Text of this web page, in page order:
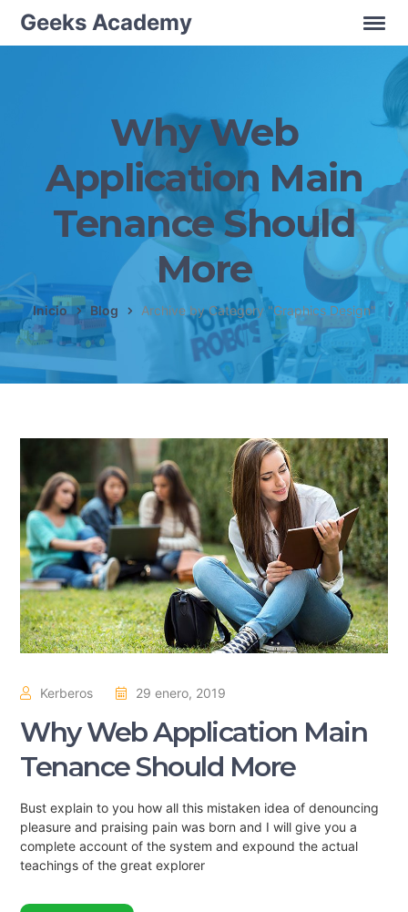
Geeks Academy
Why Web
Application Main
Tenance Should
More
Inicio Blog Archive by Category "Graphics Design"
Kerberos 29 enero, 2019
Why Web Application Main
Tenance Should More
Bust explain to you how all this mistaken idea of denouncing
pleasure and praising pain was born and I will give you a
complete account of the system and expound the actual
teachings of the great explorer